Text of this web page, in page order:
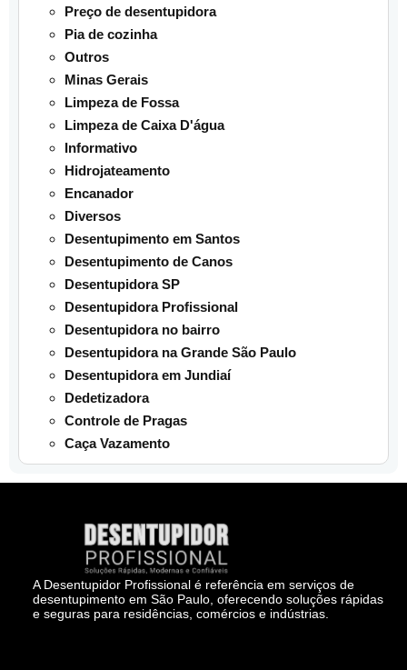
Preço de desentupidora
Pia de cozinha
Outros
Minas Gerais
Limpeza de Fossa
Limpeza de Caixa D'água
Informativo
Hidrojateamento
Encanador
Diversos
Desentupimento em Santos
Desentupimento de Canos
Desentupidora SP
Desentupidora Profissional
Desentupidora no bairro
Desentupidora na Grande São Paulo
Desentupidora em Jundiaí
Dedetizadora
Controle de Pragas
Caça Vazamento
A Desentupidor Profissional é referência em serviços de
desentupimento em São Paulo, oferecendo soluções rápidas
e seguras para residências, comércios e indústrias.